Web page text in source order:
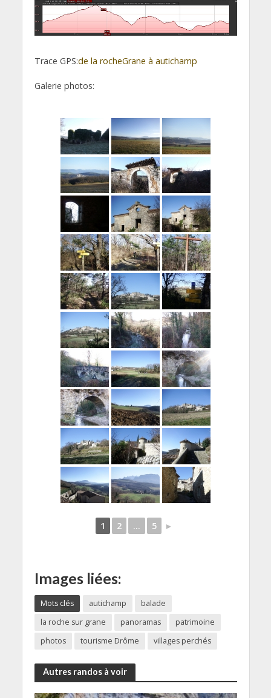
Trace GPS:de la rocheGrane à autichamp
Galerie photos:
1 2 ... 5 ►
Images liées:
Mots clés autichamp
balade
la roche sur grane
panoramas
patrimoine
photos
tourisme Drôme villages perchés
Autres randos à voir